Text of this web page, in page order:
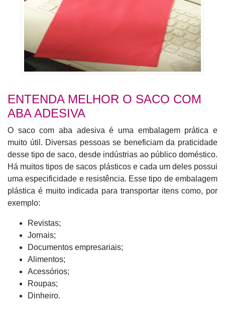
ENTENDA MELHOR O SACO COM
ABA ADESIVA
O saco com aba adesiva é uma embalagem prática e
muito útil. Diversas pessoas se beneficiam da praticidade
desse tipo de saco, desde indústrias ao público doméstico.
Há muitos tipos de sacos plásticos e cada um deles possui
uma especificidade e resistência. Esse tipo de embalagem
plástica é muito indicada para transportar itens como, por
exemplo:
Revistas;
Jornais;
Documentos empresariais;
Alimentos;
Acessórios;
Roupas;
Dinheiro.